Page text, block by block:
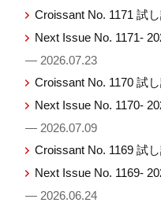
Croissant No. 1171 試
Next Issue No. 1171-
— 2026.07.23
Croissant No. 1170 試
Next Issue No. 1170-
— 2026.07.09
Croissant No. 1169 試
Next Issue No. 1169-
— 2026.06.24